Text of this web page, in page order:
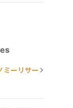
ミーリサー